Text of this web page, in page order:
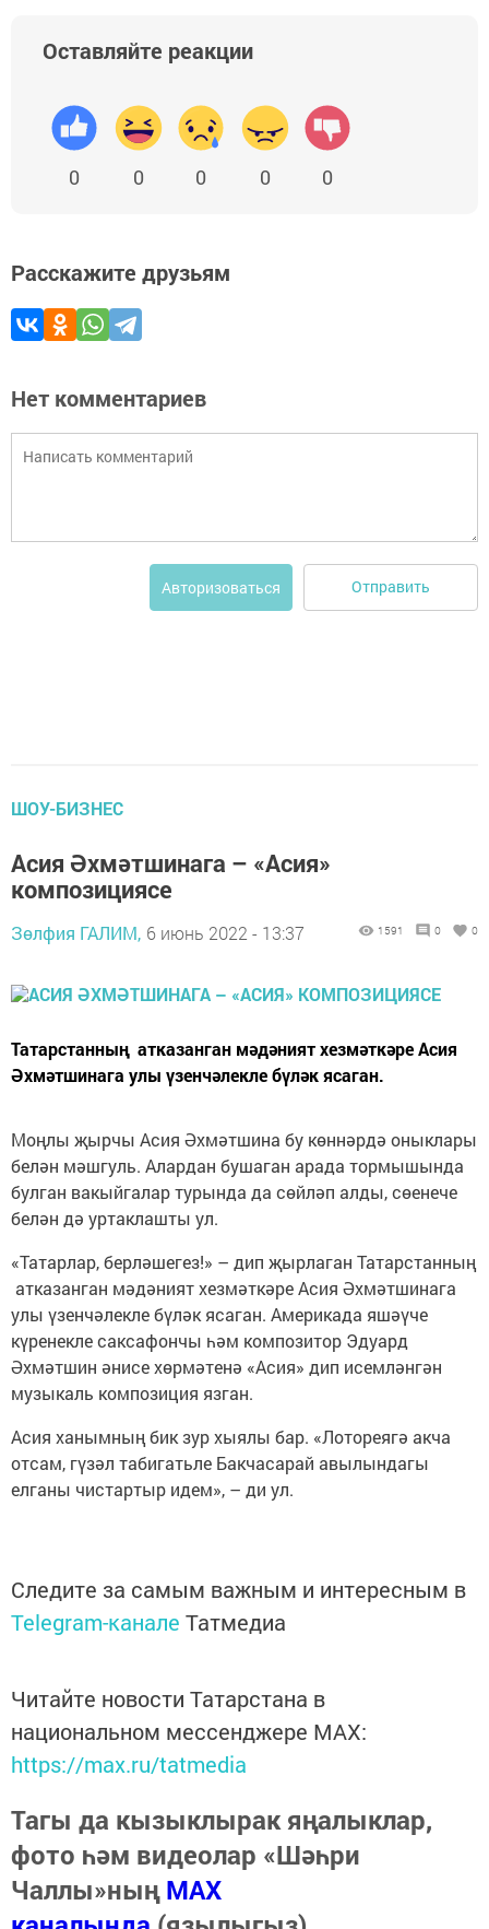
Оставляйте реакции
0 0 0 0 0
Расскажите друзьям
Нет комментариев
Авторизоваться Отправить
ШОУ-БИЗНЕС
Асия Әхмәтшинага – «Асия»
композициясе
Зөлфия ГАЛИМ, 6 июнь 2022 - 13:37 1591 0 0
Татарстанның атказанган мәдәният хезмәткәре Асия
Әхмәтшинага улы үзенчәлекле бүләк ясаган.
Моңлы җырчы Асия Әхмәтшина бу көннәрдә оныклары
белән мәшгуль. Алардан бушаган арада тормышында
булган вакыйгалар турында да сөйләп алды, сөенече
белән дә уртаклашты ул.
«Татарлар, берләшегез!» – дип җырлаган Татарстанның
атказанган мәдәният хезмәткәре Асия Әхмәтшинага
улы үзенчәлекле бүләк ясаган. Америкада яшәүче
күренекле саксафончы һәм композитор Эдуард
Әхмәтшин әнисе хөрмәтенә «Асия» дип исемләнгән
музыкаль композиция язган.
Асия ханымның бик зур хыялы бар. «Лотореягә акча
отсам, гүзәл табигатьле Бакчасарай авылындагы
елганы чистартыр идем», – ди ул.
Следите за самым важным и интересным в
Telegram-канале Татмедиа
Читайте новости Татарстана в
национальном мессенджере MАХ:
https://max.ru/tatmedia
Тагы да кызыклырак яңалыклар,
фото һәм видеолар «Шәһри
Чаллы»ныңMAX